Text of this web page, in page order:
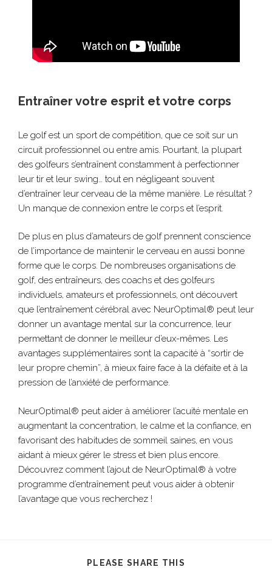
Entraîner votre esprit et votre corps
Le golf est un sport de compétition, que ce soit sur un
circuit professionnel ou entre amis. Pourtant, la plupart
des golfeurs s’entraînent constamment à perfectionner
leur tir et leur swing… tout en négligeant souvent
d’entraîner leur cerveau de la même manière. Le résultat ?
Un manque de connexion entre le corps et l’esprit.
De plus en plus d’amateurs de golf prennent conscience
de l’importance de maintenir le cerveau en aussi bonne
forme que le corps. De nombreuses organisations de
golf, des entraîneurs, des coachs et des golfeurs
individuels, amateurs et professionnels, ont découvert
que l’entraînement cérébral avec NeurOptimal® peut leur
donner un avantage mental sur la concurrence, leur
permettant de donner le meilleur d’eux-mêmes. Les
avantages supplémentaires sont la capacité à “sortir de
leur propre chemin”, à mieux faire face à la défaite et à la
pression de l’anxiété de performance.
NeurOptimal® peut aider à améliorer l’acuité mentale en
augmentant la concentration, le calme et la confiance, en
favorisant des habitudes de sommeil saines, en vous
aidant à mieux gérer le stress et bien plus encore.
Découvrez comment l’ajout de NeurOptimal® à votre
programme d’entraînement peut vous aider à obtenir
l’avantage que vous recherchez !
PLEASE SHARE THIS